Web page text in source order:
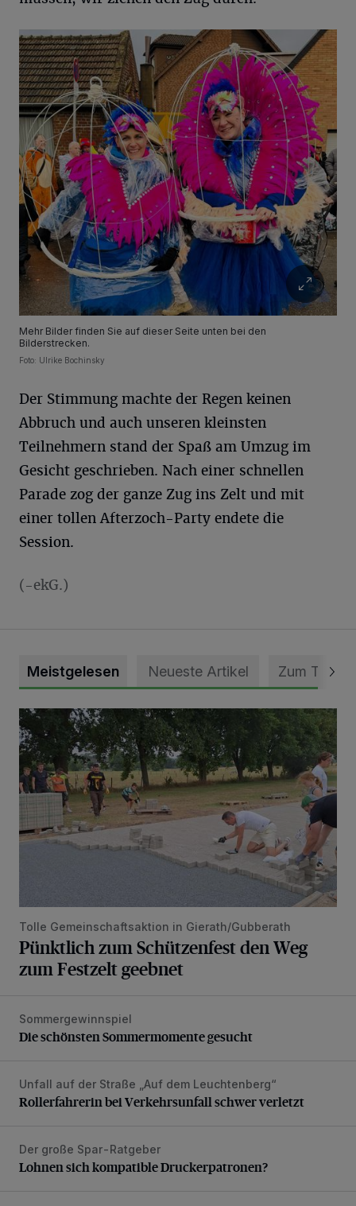
Mehr Bilder finden Sie auf dieser Seite unten bei den
Bilderstrecken.
Foto: Ulrike Bochinsky
Der Stimmung machte der Regen keinen
Abbruch und auch unseren kleinsten
Teilnehmern stand der Spaß am Umzug im
Gesicht geschrieben. Nach einer schnellen
Parade zog der ganze Zug ins Zelt und mit
einer tollen Afterzoch-Party endete die
Session.
(-ekG.)
Meistgelesen Neueste Artikel Zum Thema
Pünktlich zum Schützenfest den Weg zum Festzelt
Tolle Gemeinschaftsaktion in Gierath/Gubberath
Pünktlich zum Schützenfest den Weg
zum Festzelt geebnet
Die schönsten Sommermomente gesucht
Sommergewinnspiel
Die schönsten Sommermomente gesucht
Rollerfahrerin bei Verkehrsunfall schwer verletzt
Unfall auf der Straße „Auf dem Leuchtenberg“
Rollerfahrerin bei Verkehrsunfall schwer verletzt
Lohnen sich kompatible Druckerpatronen?
Der große Spar-Ratgeber
Lohnen sich kompatible Druckerpatronen?